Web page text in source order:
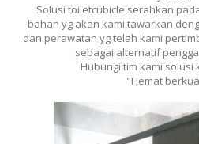
Solusi toiletcubicle serahkan
bahan yg akan kami tawarkan
dan perawatan yg telah kami
sebagai alternatif
Hubungi tim kami solusi
"Hemat